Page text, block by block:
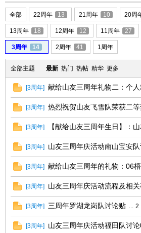
友
户
全部 22周年 13 21周年 10 20周
13周年 18 12周年 12 11周年 27
3周年 14 2周年 41 1周年
全部主题 最新 热门 热帖 精华 更多
[3周年] 献给山友三周年礼物二：个
[3周年] 热烈祝贺山友飞雪队荣获二等
[3周年] 【献给山友三周年生日】：
[3周年] 山友三周年庆活动南山宝安
[3周年] 献给山友三周年的礼物：06
[3周年] 山友三周年庆活动流程及相
[3周年] 三周年罗湖龙岗队讨论贴 ... 2
[3周年] 山友三周年庆活动福田队讨